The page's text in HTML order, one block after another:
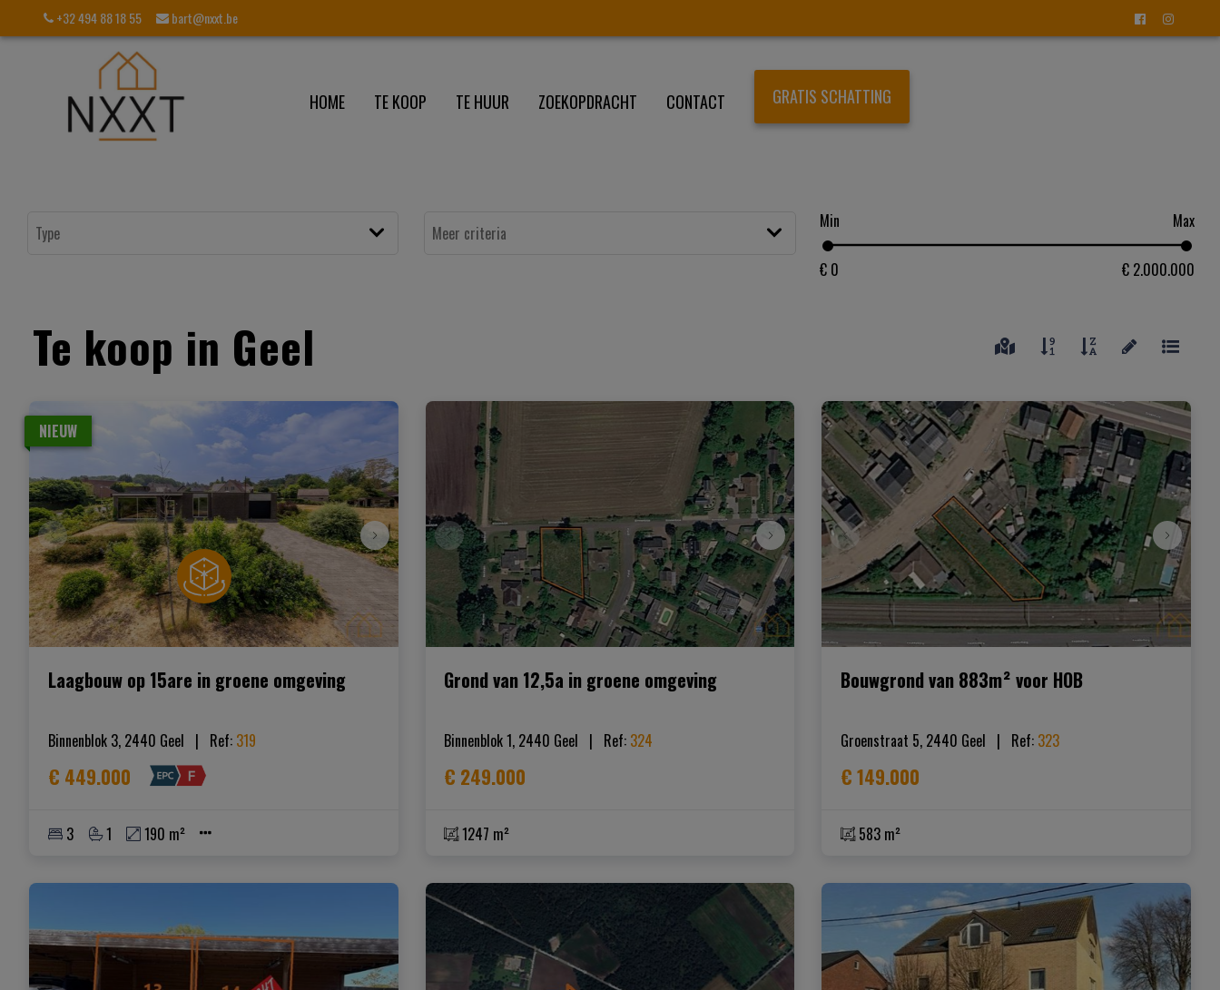
+32 494 88 18 55 bart@nxxt.be
HOME TE KOOP TE HUUR ZOEKOPDRACHT CONTACT GRATIS SCHATTING
Min Max
€ 0 € 2.000.000
Te koop in Geel
NIEUW
Laagbouw op 15are in groene omgeving
Binnenblok 3, 2440 Geel | Ref: 319
€ 449.000
3 1 190 m²
Grond van 12,5a in groene omgeving
Binnenblok 1, 2440 Geel | Ref: 324
€ 249.000
1247 m²
Bouwgrond van 883m² voor HOB
Groenstraat 5, 2440 Geel | Ref: 323
€ 149.000
583 m²